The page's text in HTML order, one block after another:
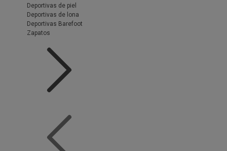
Deportivas de piel
Deportivas de lona
Deportivas Barefoot
Zapatos